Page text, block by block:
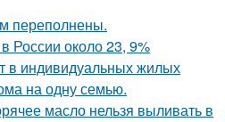
переполнены.
России около 23, 9%
в индивидуальных жилых
на одну семью.
масло нельзя выливать в